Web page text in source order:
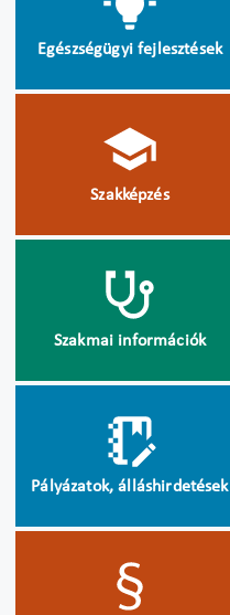
Egészségügyi fejlesztések
Szakképzés
Szakmai információk
Pályázatok, álláshirdetések